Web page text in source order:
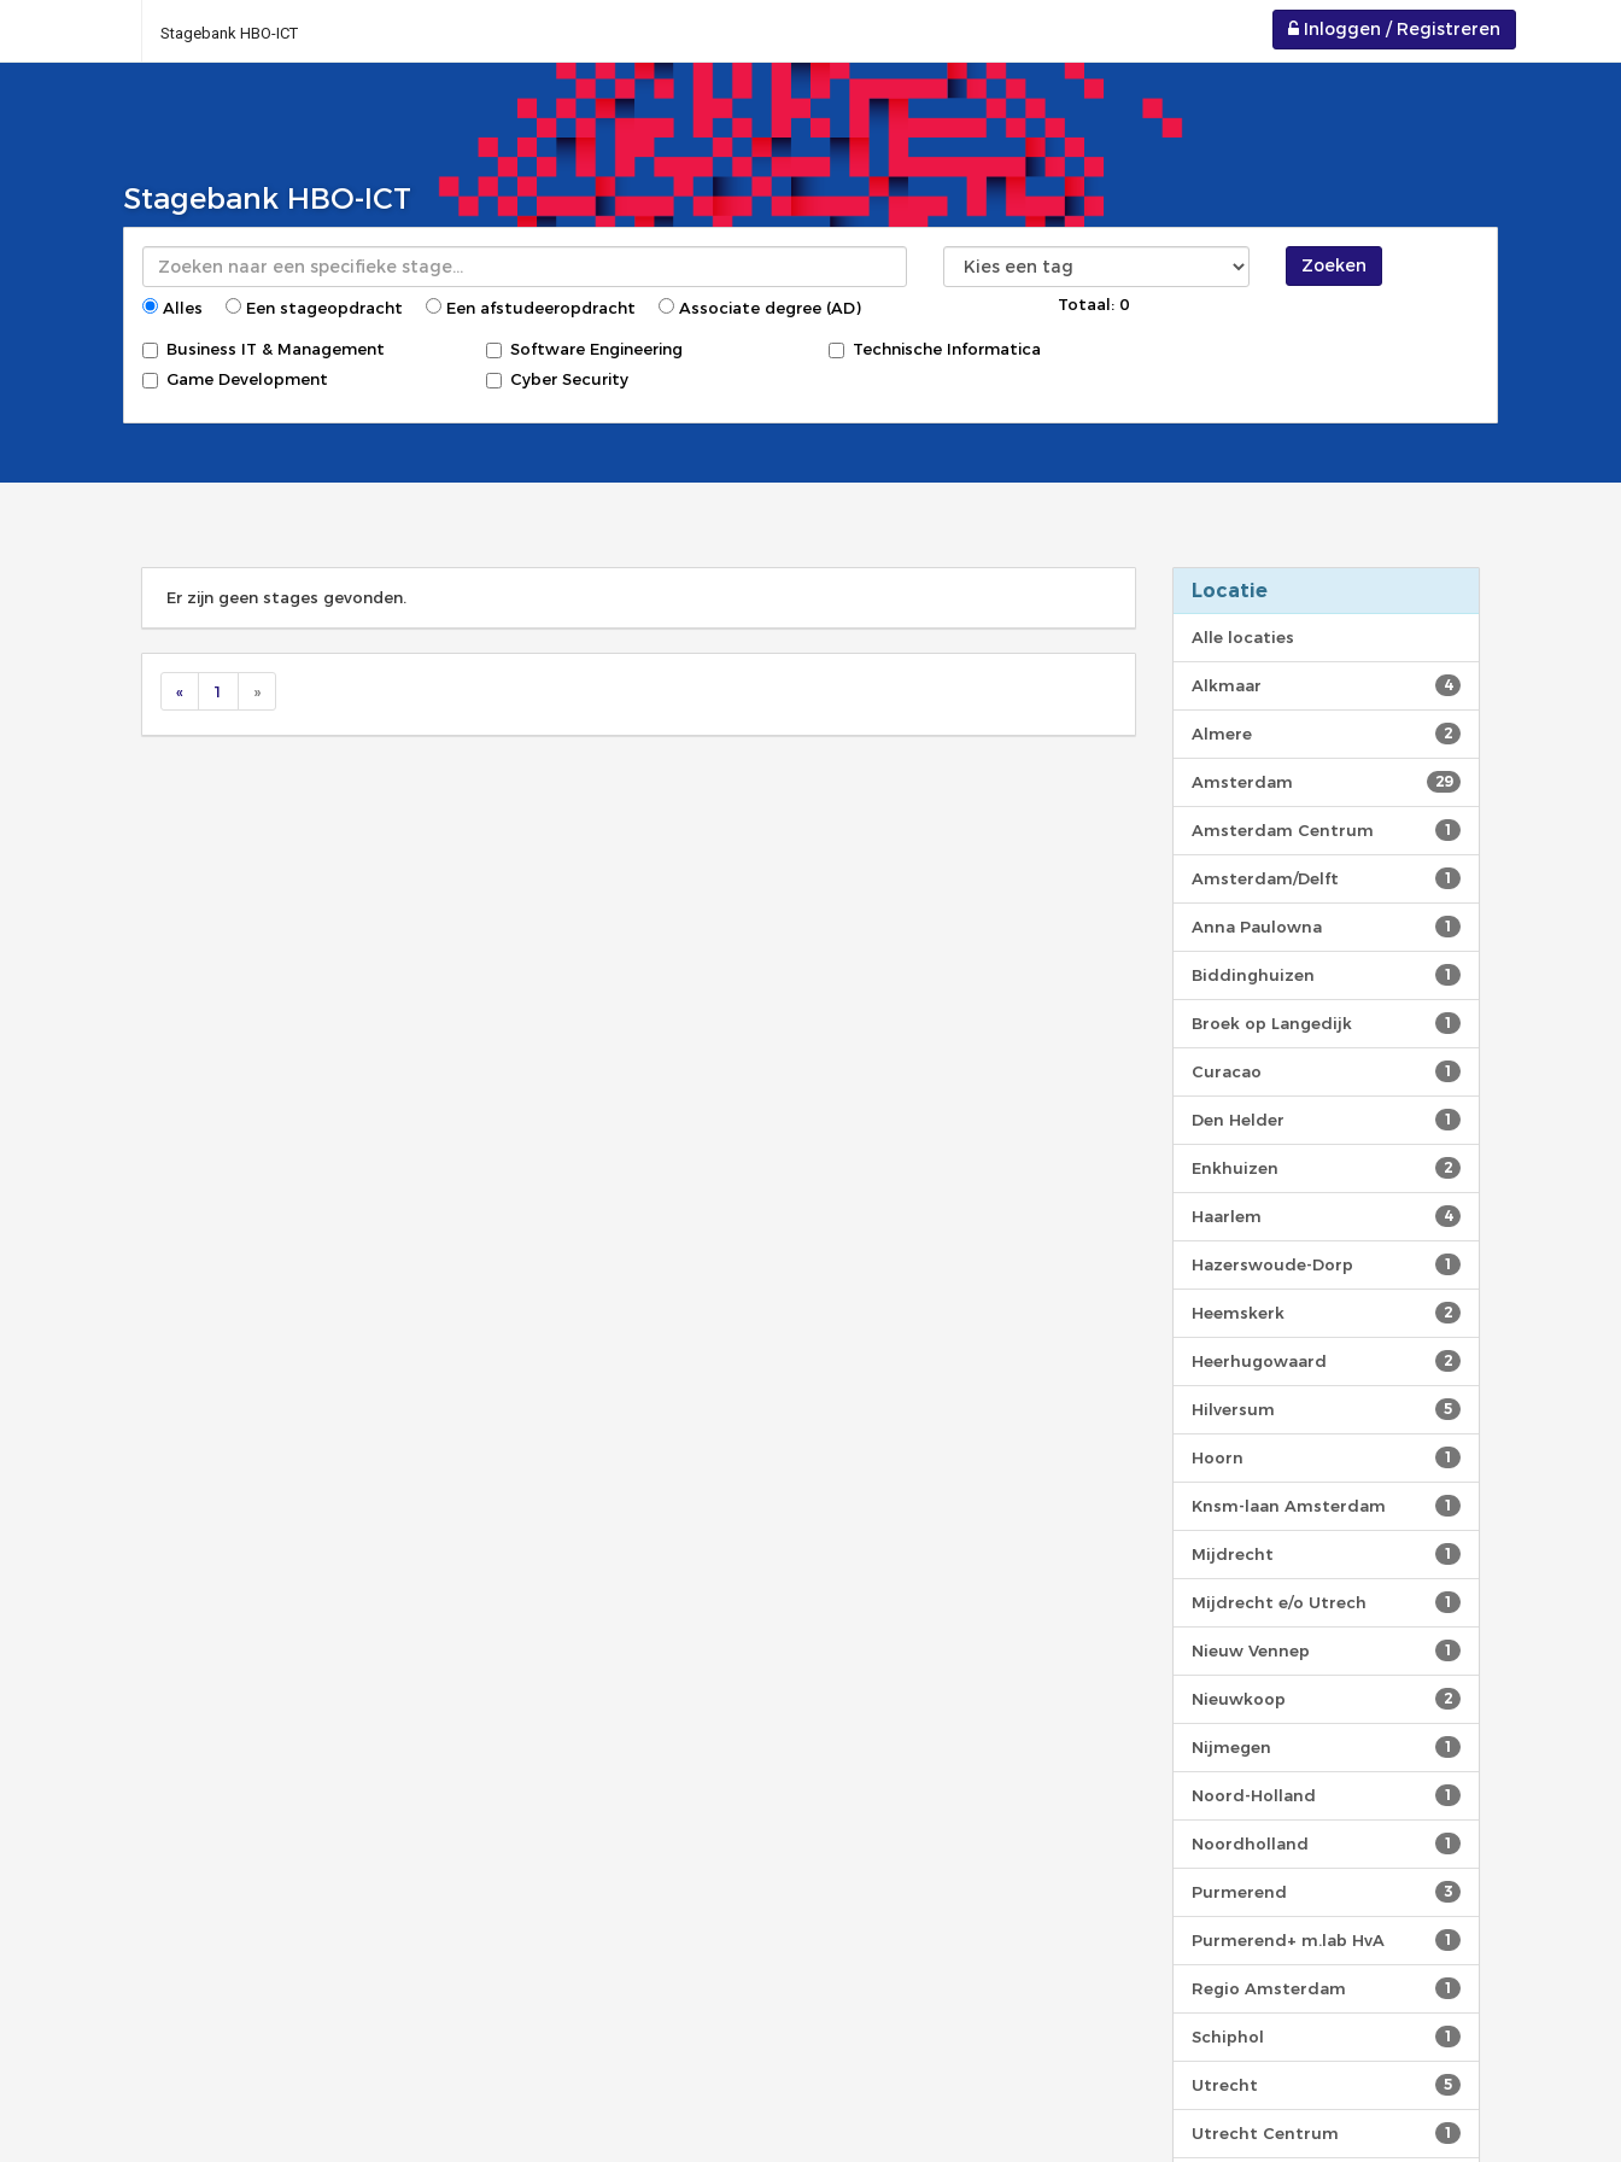
Stagebank HBO-ICT Inloggen / Registreren
Stagebank HBO-ICT
Zoeken Zoeken
Alles Een stageopdracht Een afstudeeropdracht Associate degree (AD) Totaal: 0
Business IT & Management
Game Development
Software Engineering
Cyber Security
Technische Informatica
Er zijn geen stages gevonden.
« 1 »
Locatie
Alle locaties
4
Alkmaar
2
Almere
29
Amsterdam
1
Amsterdam Centrum
1
Amsterdam/Delft
1
Anna Paulowna
1
Biddinghuizen
1
Broek op Langedijk
1
Curacao
1
Den Helder
2
Enkhuizen
4
Haarlem
1
Hazerswoude-Dorp
2
Heemskerk
2
Heerhugowaard
5
Hilversum
1
Hoorn
1
Knsm-laan Amsterdam
1
Mijdrecht
1
Mijdrecht e/o Utrech
1
Nieuw Vennep
2
Nieuwkoop
1
Nijmegen
1
Noord-Holland
1
Noordholland
3
Purmerend
1
Purmerend+ m.lab HvA
1
Regio Amsterdam
1
Schiphol
5
Utrecht
1
Utrecht Centrum